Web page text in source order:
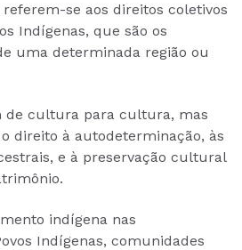
se aos direitos coletivos
Indígenas, que são os
uma determinada região ou
de cultura para cultura, mas
direito à autodeterminação, às
e à preservação cultural
indígena nas
Indígenas, comunidades